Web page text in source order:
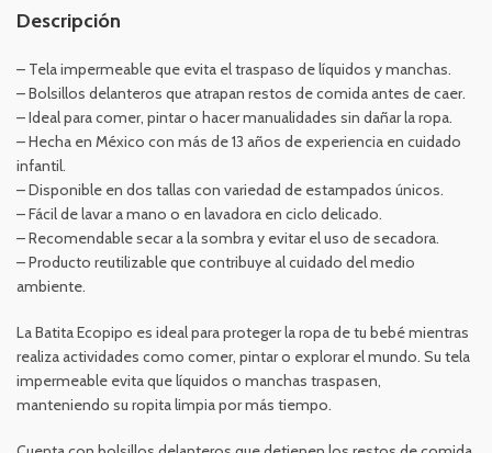
Descripción
– Tela impermeable que evita el traspaso de líquidos y manchas.
– Bolsillos delanteros que atrapan restos de comida antes de caer.
– Ideal para comer, pintar o hacer manualidades sin dañar la ropa.
– Hecha en México con más de 13 años de experiencia en cuidado
infantil.
– Disponible en dos tallas con variedad de estampados únicos.
– Fácil de lavar a mano o en lavadora en ciclo delicado.
– Recomendable secar a la sombra y evitar el uso de secadora.
– Producto reutilizable que contribuye al cuidado del medio
ambiente.
La Batita Ecopipo es ideal para proteger la ropa de tu bebé mientras
realiza actividades como comer, pintar o explorar el mundo. Su tela
impermeable evita que líquidos o manchas traspasen,
manteniendo su ropita limpia por más tiempo.